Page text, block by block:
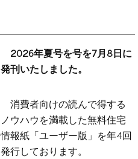
2026年夏号を号を7月8日に
発刊いたしました。
消費者向けの読んで得する
ノウハウを満載した無料住宅
情報紙「ユーザー版」を年4回
発行しております。